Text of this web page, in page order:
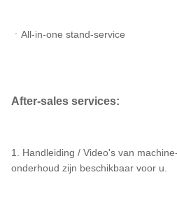
ㆍAll-in-one stand-service
After-sales services:
1. Handleiding / Video's van
onderhoud zijn beschikbaar voor u.